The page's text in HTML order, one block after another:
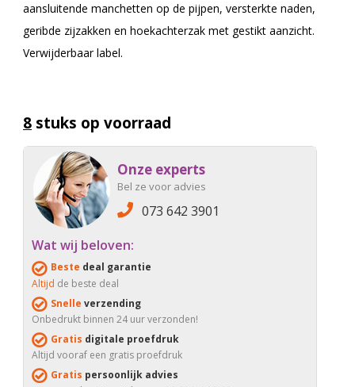
aansluitende manchetten op de pijpen, versterkte naden,
geribde zijzakken en hoekachterzak met gestikt aanzicht.
Verwijderbaar label.
8 stuks op voorraad
Onze experts
Bel ze voor advies
073 642 3901
Wat wij beloven:
Beste deal garantie
Altijd de beste deal
Snelle verzending
Onbedrukt binnen 24 uur verzonden!
Gratis digitale proefdruk
Altijd vooraf een gratis proefdruk
Gratis persoonlijk advies